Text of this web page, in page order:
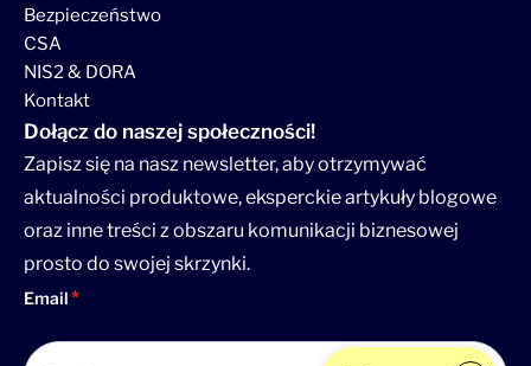
Bezpieczeństwo
CSA
NIS2 & DORA
Kontakt
Dołącz do naszej społeczności!
Zapisz się na nasz newsletter, aby otrzymywać
aktualności produktowe, eksperckie artykuły blogowe
oraz inne treści z obszaru komunikacji biznesowej
prosto do swojej skrzynki.
Email